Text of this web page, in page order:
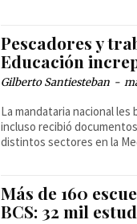
Pescadores y
Educación
Gilberto Santiesteban -
La mandataria nacional
incluso recibió
distintos sectores en la
Más de 160
BCS: 32 mil